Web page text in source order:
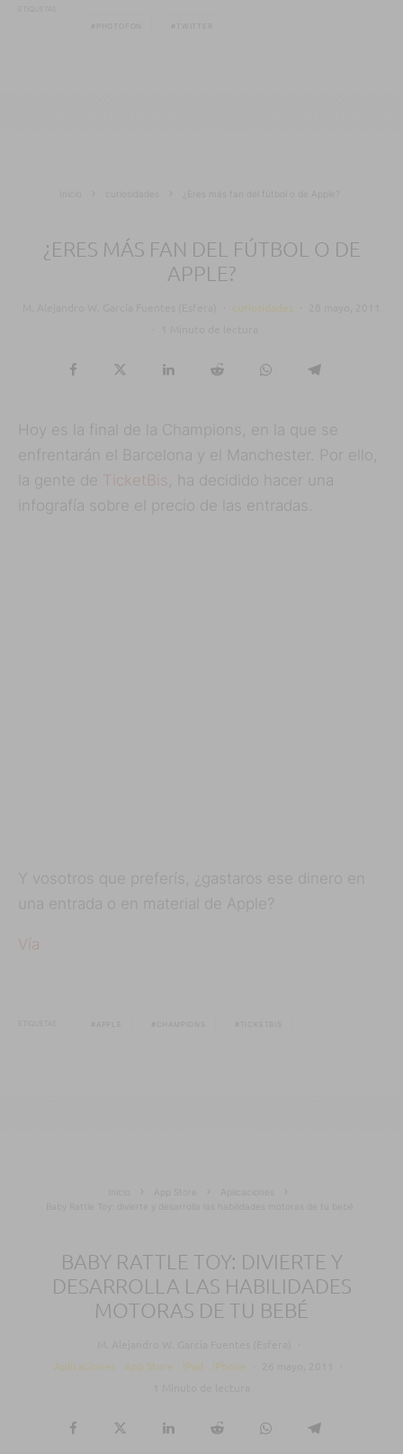
ETIQUETAS
TWITTER
¿Eres más fan del fútbol o de Apple?
¿ERES MÁS FAN DEL FÚTBOL O DE
APPLE?
curiosidades
Hoy es la final de la Champions, en la que se
enfrentarán el Barcelona y el Manchester. Por ello,
la gente de
TicketBis
, ha decidido hacer una
infografía sobre el precio de las entradas.
Y vosotros que preferís, ¿gastaros ese dinero en
una entrada o en material de Apple?
Vía
ETIQUETAS CHAMPIONS
App Store
Aplicaciones
Baby Rattle Toy: divierte y desarrolla las habilidades motoras de tu bebé
BABY RATTLE TOY: DIVIERTE Y
DESARROLLA LAS HABILIDADES
MOTORAS DE TU BEBÉ
Aplicaciones
App Store iPad iPhone